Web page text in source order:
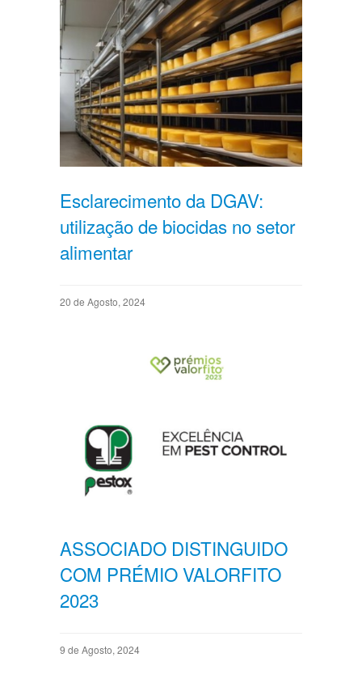
Esclarecimento da DGAV:
utilização de biocidas no setor
alimentar
20 de Agosto, 2024
ASSOCIADO DISTINGUIDO
COM PRÉMIO VALORFITO
2023
9 de Agosto, 2024